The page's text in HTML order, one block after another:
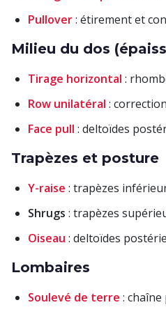
Pullover: étirement et
Milieu du dos
Tirage horizontal :
Row unilatéral :
Face pull : deltoïdes
Trapèzes et posture
Y-raise : trapèzes
Shrugs : trapèzes
Oiseau : deltoïdes
Lombaires
Soulevé de terre :